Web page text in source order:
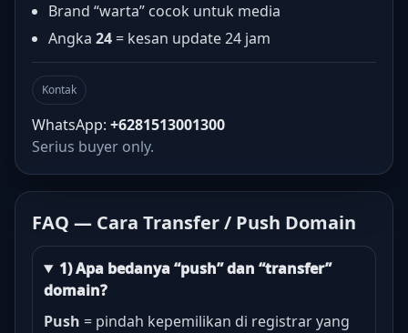
Brand “warta” cocok untuk media
Angka 24 = kesan update 24 jam
Kontak
WhatsApp: +6281513001300
Serius buyer only.
FAQ — Cara Transfer / Push Domain
1) Apa bedanya “push” dan “transfer”
domain?
Push = pindah kepemilikan di registrar yang